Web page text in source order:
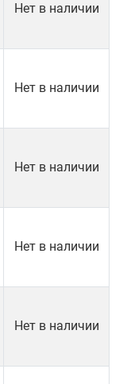
Нет в наличии
Нет в наличии
Нет в наличии
Нет в наличии
Нет в наличии